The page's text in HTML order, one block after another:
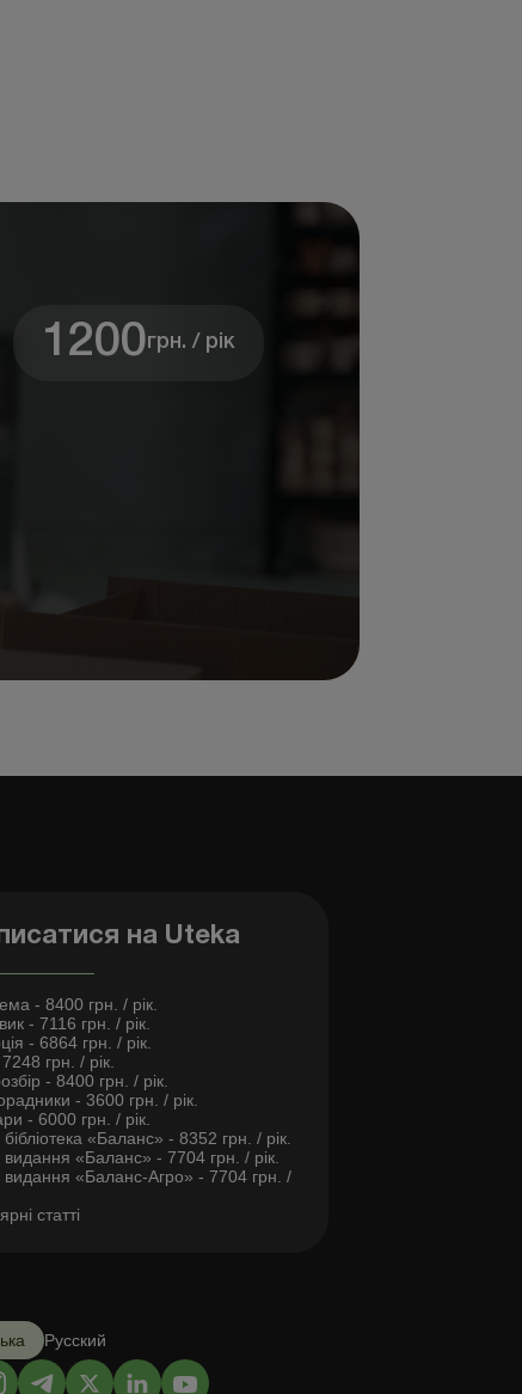
1200грн. / рік
на Uteka
- 8400 грн. / рік.
- 7116 грн. / рік.
- 6864 грн. / рік.
грн. / рік.
- 8400 грн. / рік.
- 3600 грн. / рік.
- 6000 грн. / рік.
«Баланс» - 8352 грн. / рік.
«Баланс» - 7704 грн. / рік.
видання «Баланс-Агро» - 7704 грн. /
статті
Русский